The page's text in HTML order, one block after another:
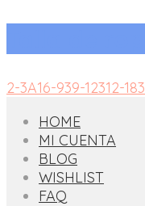
2-3A16-939-12312-183
HOME
MI CUENTA
BLOG
WISHLIST
FAQ